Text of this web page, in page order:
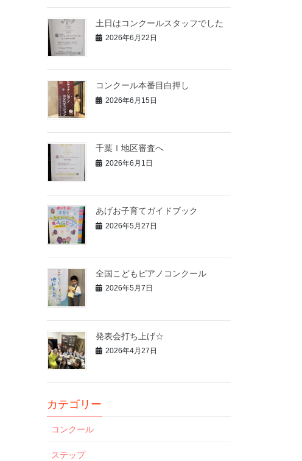
土日はコンクールスタッフでした
2026年6月22日
コンクール本番目白押し
2026年6月15日
千葉Ⅰ地区審査へ
2026年6月1日
あげお子育てガイドブック
2026年5月27日
全国こどもピアノコンクール
2026年5月7日
発表会打ち上げ☆
2026年4月27日
カテゴリー
コンクール
ステップ